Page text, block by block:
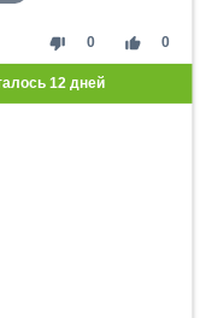
thumb_down 0 thumb_up 0
12 дней